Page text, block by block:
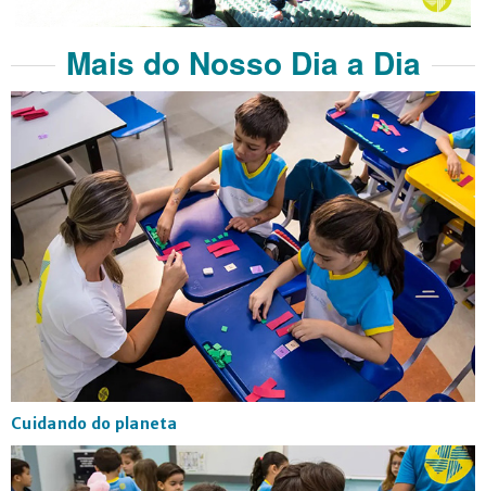
Mais do Nosso Dia a Dia
Cuidando do planeta